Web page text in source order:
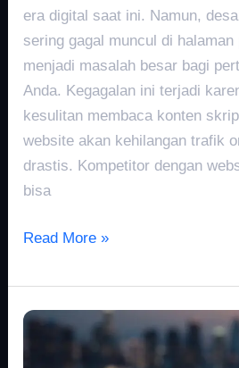
era digital saat ini. Namun,
sering gagal muncul di
menjadi masalah besar bagi
Anda. Kegagalan ini terjadi
kesulitan membaca konten
website akan kehilangan trafik
drastis. Kompetitor dengan
bisa
Read More »
Pengaruh